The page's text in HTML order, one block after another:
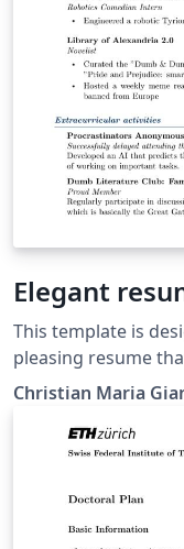
Elegant
This template is
pleasing resume
institutional tone,
degree of
as the primary
code is well-
needs. Please
Christian Maria